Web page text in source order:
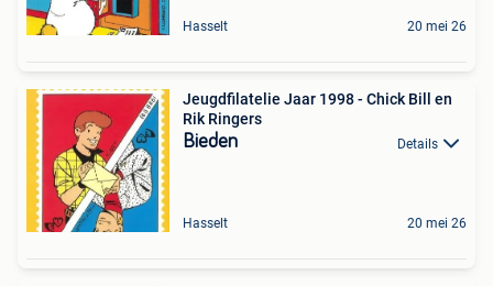
Hasselt 20 mei 26
Jeugdfilatelie Jaar 1998 - Chick Bill en
Rik Ringers
Bieden Details
Hasselt 20 mei 26